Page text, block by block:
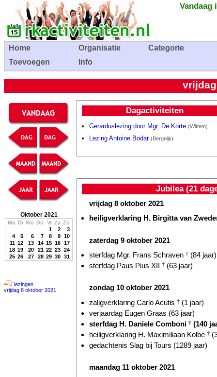
Vandaag
Home Organisatie
Categorie
Toevoegen
Info
Oktober 2021
Ma Di Wo Do Vr Za Zo
1
2
3
4
5 6 7 8 9 10
11 12 13 14 15 16 17
18 19 20 21 22 23 24
25 26 27 28 29 30 31
lezingen
vrijdag 8 oktober 2021
Dagactiviteiten
Gerarduslezing door Mgr. De Korte (Wittem)
Lezing Antoine Bodar (Bergeijk)
Jubilea (21
vrijdag 8 oktober 2021
heiligverklaring H. Birgitta van
zaterdag 9 oktober 2021
sterfdag Mgr. Frans Schraven † (84 jaar)
sterfdag Paus Pius XII † (63 jaar)
zondag 10 oktober 2021
zaligverklaring Carlo Acutis † (1 jaar)
verjaardag Eugen Graas (63 jaar)
sterfdag H. Daniele Comboni † (140
heiligverklaring H. Maximiliaan Kolbe †
gedachtenis Slag bij Tours (1289 jaar)
maandag 11 oktober 2021